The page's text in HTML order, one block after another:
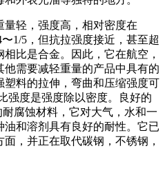
轻，强度高，相对密度在
1/5，但抗拉强度接近，甚至超
比是合金。因此，它在航空，
需要减轻重量的产品中具有的
料的拉伸，弯曲和压缩强度可
强度是强度除以密度。良好的
腐蚀材料，它对大气，水和一
和溶剂具有良好的耐性。它已
，并正在取代碳钢，不锈钢，